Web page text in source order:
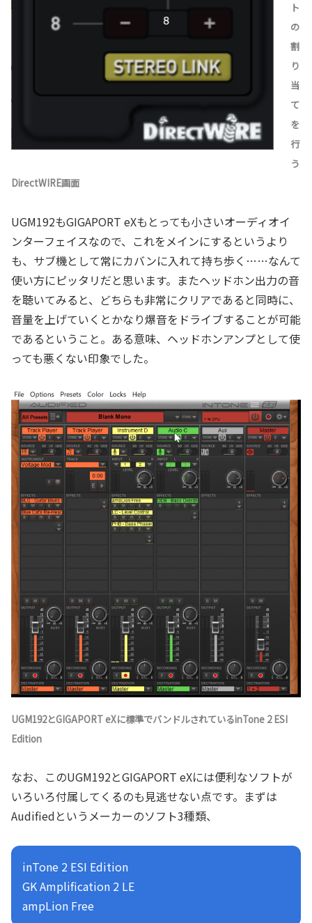
ト
の
割
り
当
て
を
行
う
DirectWIRE画面
UGM192もGIGAPORT eXもとっても小さいオーディオイ
ンターフェイスなので、これをメインにするというより
も、サブ機として常にカバンに入れて持ち歩く……なんて
使い方にピッタリだと思います。またヘッドホン出力の音
を聴いてみると、どちらも非常にクリアであると同時に、
音量を上げていくとかなり爆音をドライブすることが可能
であるということ。ある意味、ヘッドホンアンプとして使
っても悪くない印象でした。
UGM192とGIGAPORT eXに標準でバンドルされているinTone 2 ESI
Edition
なお、このUGM192とGIGAPORT eXには便利なソフトが
いろいろ付属してくるのも見逃せない点です。まずは
Audifiedというメーカーのソフト3種類、
inTone 2 ESI Edition
GK Amplification 2 LE
ampLion Free